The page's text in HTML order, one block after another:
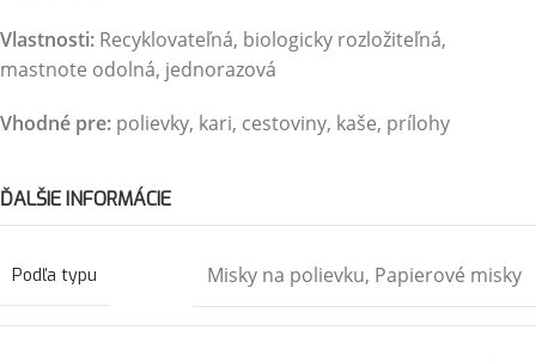
Vlastnosti: Recyklovateľná, biologicky rozložiteľná,
mastnote odolná, jednorazová
Vhodné pre: polievky, kari, cestoviny, kaše, prílohy
ĎALŠIE INFORMÁCIE
Podľa typu Misky na polievku, Papierové misky